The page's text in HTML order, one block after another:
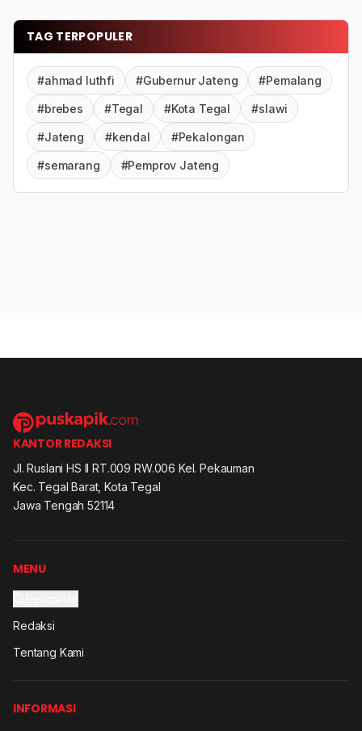
TAG TERPOPULER
#ahmad luthfi #Gubernur Jateng #Pemalang
#brebes #Tegal #Kota Tegal #slawi
#Jateng #kendal #Pekalongan
#semarang #Pemprov Jateng
KANTOR REDAKSI
Jl. Ruslani HS II RT.009 RW.006 Kel. Pekauman
Kec. Tegal Barat, Kota Tegal
Jawa Tengah 52114
MENU
Redaksi
Tentang Kami
INFORMASI